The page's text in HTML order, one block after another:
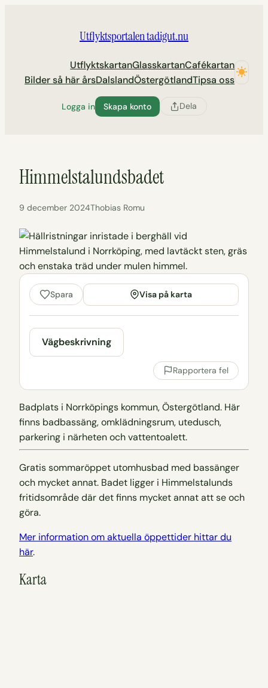
Utflyktsportalen tadigut.nu
UtflyktskartanGlasskartanCafékartan
Bilder så här årsDalslandÖstergötlandTipsa oss
Logga in Skapa konto Dela
Himmelstalundsbadet
9 december 2024Thobias Romu
Spara Visa på karta
Vägbeskrivning
Rapportera fel
Badplats i Norrköpings kommun, Östergötland. Här
finns badbassäng, omklädningsrum, utedusch,
parkering i närheten och vattentoalett.
Gratis sommaröppet utomhusbad med bassänger
och mycket annat. Badet ligger i Himmelstalunds
fritidsområde där det finns mycket annat att se och
göra.
Mer information om aktuella öppettider hittar du
här.
Karta